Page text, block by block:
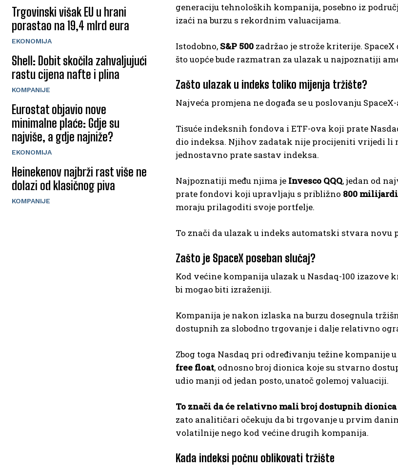
Trgovinski višak EU u hrani
porastao na 19,4 mlrd eura
EKONOMIJA
Shell: Dobit skočila zahvaljujući
rastu cijena nafte i plina
KOMPANIJE
Eurostat objavio nove
minimalne plaće: Gdje su
najviše, a gdje najniže?
EKONOMIJA
Heinekenov najbrži rast više ne
dolazi od klasičnog piva
KOMPANIJE
generaciju tehnoloških kompanija, posebno iz
izaći na burzu s rekordnim valuacijama.
Istodobno, S&P 500 zadržao je strože kriterije.
što uopće bude razmatran za ulazak u najpoznatiji
Zašto ulazak u indeks toliko mijenja tržište?
Najveća promjena ne događa se u poslovanju
Tisuće indeksnih fondova i ETF-ova koji prate
dio indeksa. Njihov zadatak nije procijeniti vrijedi li
jednostavno prate sastav indeksa.
Najpoznatiji među njima je Invesco QQQ, jedan od
prate fondovi koji upravljaju s približno 800
moraju prilagoditi svoje portfelje.
To znači da ulazak u indeks automatski stvara
Zašto je SpaceX poseban slučaj?
Kod većine kompanija ulazak u Nasdaq-100
bi mogao biti izraženiji.
Kompanija je nakon izlaska na burzu dosegnula
dostupnih za slobodno trgovanje i dalje relativno
Zbog toga Nasdaq pri određivanju težine kompanije
free float, odnosno broj dionica koje su stvarno
udio manji od jedan posto, unatoč golemoj valuaciji.
To znači da će relativno mali broj dostupnih
zato analitičari očekuju da bi trgovanje u prvim
volatilnije nego kod većine drugih kompanija.
Kada indeksi počnu oblikovati tržište